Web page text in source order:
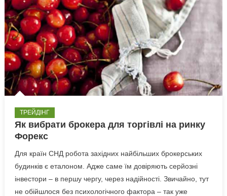
ТРЕЙДІНГ
Як вибрати брокера для торгівлі на ринку
Форекс
Для країн СНД робота західних найбільших брокерських
будинків є еталоном. Адже саме їм довіряють серйозні
інвестори – в першу чергу, через надійності. Звичайно, тут
не обійшлося без психологічного фактора – так уже